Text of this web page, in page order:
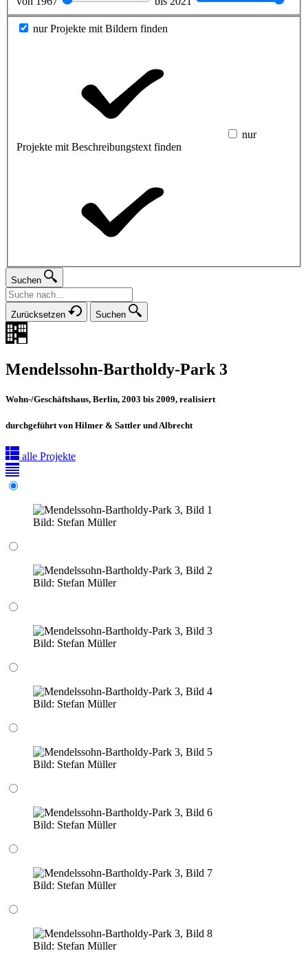
nur Projekte mit Bildern finden
nur
Projekte mit Beschreibungstext finden
Suchen
Zurücksetzen Suchen
Mendelssohn-Bartholdy-Park 3
Wohn-/Geschäftshaus, Berlin, 2003 bis 2009, realisiert
durchgeführt von Hilmer & Sattler und Albrecht
alle Projekte
Bild: Stefan Müller
Bild: Stefan Müller
Bild: Stefan Müller
Bild: Stefan Müller
Bild: Stefan Müller
Bild: Stefan Müller
Bild: Stefan Müller
Bild: Stefan Müller